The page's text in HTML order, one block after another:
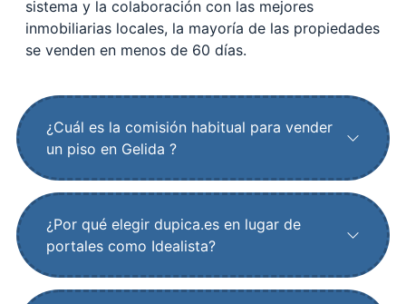
sistema y la colaboración con las mejores
inmobiliarias locales, la mayoría de las propiedades
se venden en menos de 60 días.
¿Cuál es la comisión habitual para vender
un piso en Gelida ?
¿Por qué elegir dupica.es en lugar de
portales como Idealista?